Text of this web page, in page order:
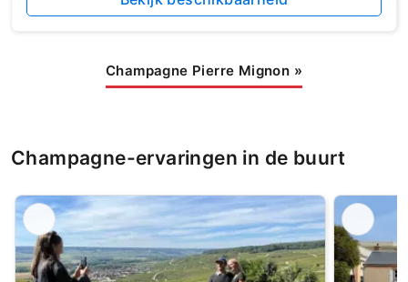
Champagne Pierre Mignon »
Champagne-ervaringen in de buurt